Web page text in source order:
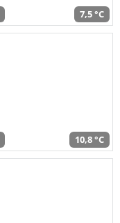
7,5 °C
10,8 °C